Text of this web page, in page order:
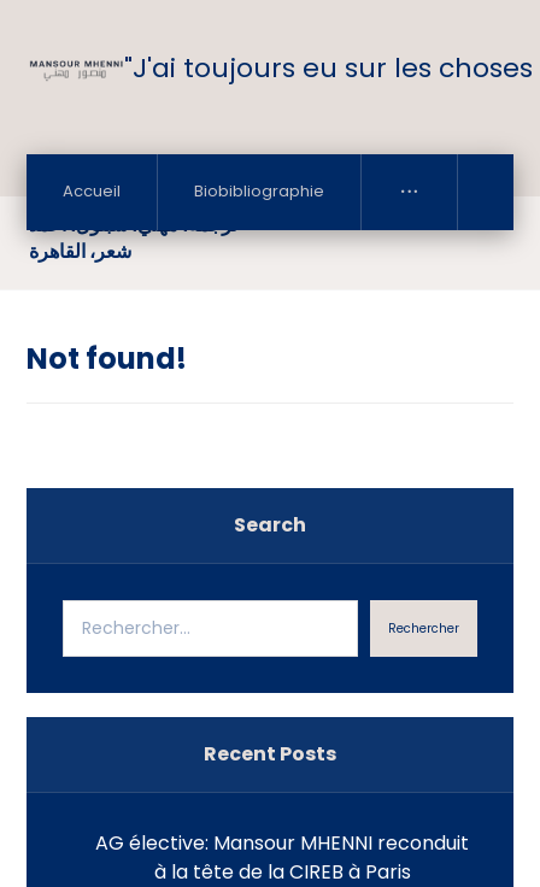
"J'ai toujours eu sur les
Accueil Biobibliographie
ترجمة، مهني، شبلول، أحمد
شعر، القاهرة
Not found!
Search
Rechercher
Recent Posts
AG élective: Mansour MHENNI reconduit
à la tête de la CIREB à Paris